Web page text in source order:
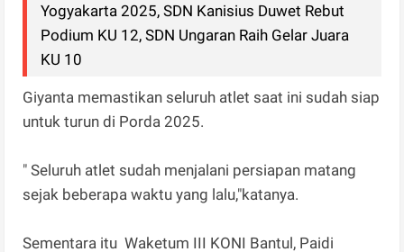
Yogyakarta 2025, SDN Kanisius Duwet Rebut
Podium KU 12, SDN Ungaran Raih Gelar Juara
KU 10
Giyanta memastikan seluruh atlet saat ini sudah siap
untuk turun di Porda 2025.
" Seluruh atlet sudah menjalani persiapan matang
sejak beberapa waktu yang lalu,"katanya.
Sementara itu Waketum III KONI Bantul, Paidi